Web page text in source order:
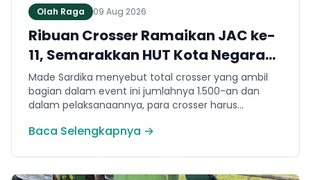
Olah Raga 09 Aug 2026
Ribuan Crosser Ramaikan JAC ke-
11, Semarakkan HUT Kota Negara
ke-131
Made Sardika menyebut total crosser yang ambil
bagian dalam event ini jumlahnya 1.500-an dan
dalam pelaksanaannya, para crosser harus
tanah, tanjakan, turunan hingga trek yang
Baca Selengkapnya →